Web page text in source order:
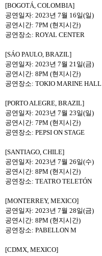
[BOGOTÁ, COLOMBIA]
공연일자: 2023년 7월 16일(일)
공연시간: 7PM (현지시간)
공연장소: ROYAL CENTER
[SÁO PAULO, BRAZIL]
공연일자: 2023년 7월 21일(금)
공연시간: 8PM (현지시간)
공연장소: TOKIO MARINE HALL
[PORTO ALEGRE, BRAZIL]
공연일자: 2023년 7월 23일(일)
공연시간: 7PM (현지시간)
공연장소: PEPSI ON STAGE
[SANTIAGO, CHILE]
공연일자: 2023년 7월 26일(수)
공연시간: 8PM (현지시간)
공연장소: TEATRO TELETÓN
[MONTERREY, MEXICO]
공연일자: 2023년 7월 28일(금)
공연시간: 8PM (현지시간)
공연장소: PABELLON M
[CDMX, MEXICO]